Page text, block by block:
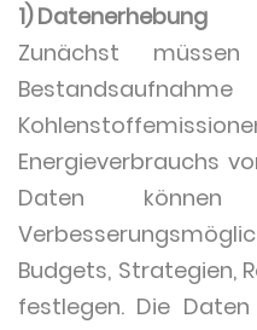
1) Datenerhebung
Zunächst
Energieverbrauchs
Daten können
Budgets, Strategien,
festlegen. Die